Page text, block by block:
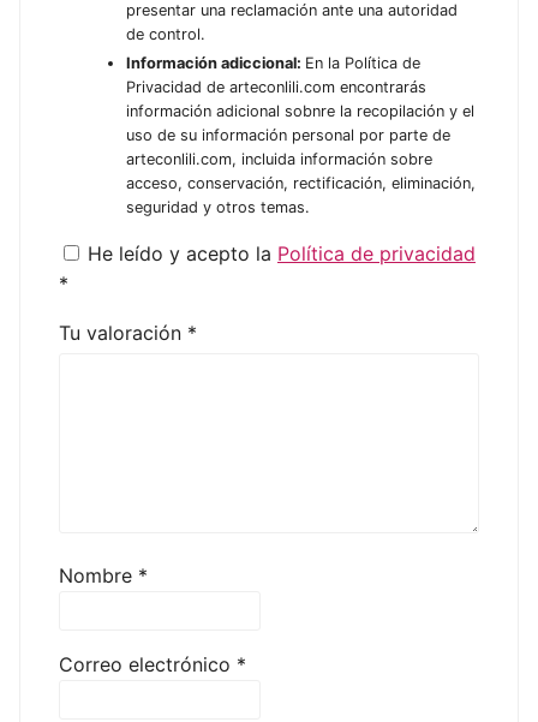
Tu valoración *
Nombre *
Correo electrónico *
presentar una reclamación ante una autoridad
de control.
Información adiccional: En la Política de
Privacidad de arteconlili.com encontrarás
información adicional sobnre la recopilación y el
uso de su información personal por parte de
arteconlili.com, incluida información sobre
acceso, conservación, rectificación, eliminación,
seguridad y otros temas.
He leído y acepto la Política de privacidad
*